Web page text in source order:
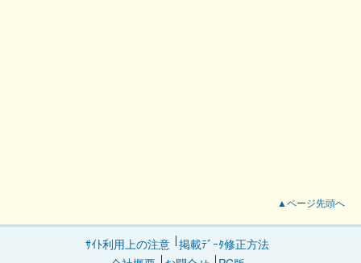
▲ページ先頭へ
ｻｲﾄ利用上の注意 掲載ﾃﾞｰﾀ修正方法